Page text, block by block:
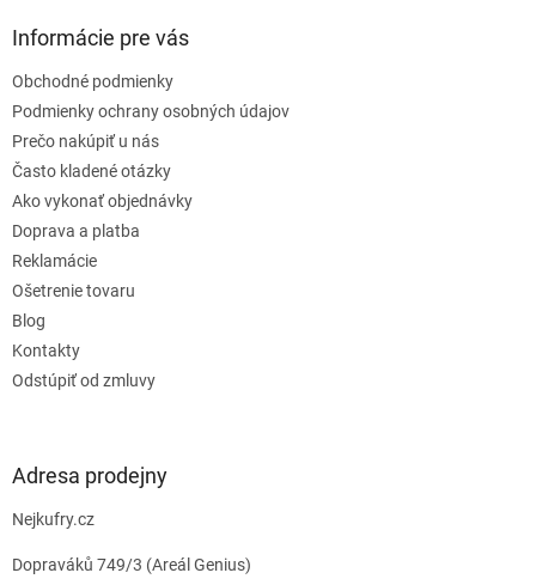
Informácie pre vás
Obchodné podmienky
Podmienky ochrany osobných údajov
Prečo nakúpiť u nás
Často kladené otázky
Ako vykonať objednávky
Doprava a platba
Reklamácie
Ošetrenie tovaru
Blog
Kontakty
Odstúpiť od zmluvy
Adresa prodejny
Nejkufry.cz
Dopraváků 749/3 (Areál Genius)